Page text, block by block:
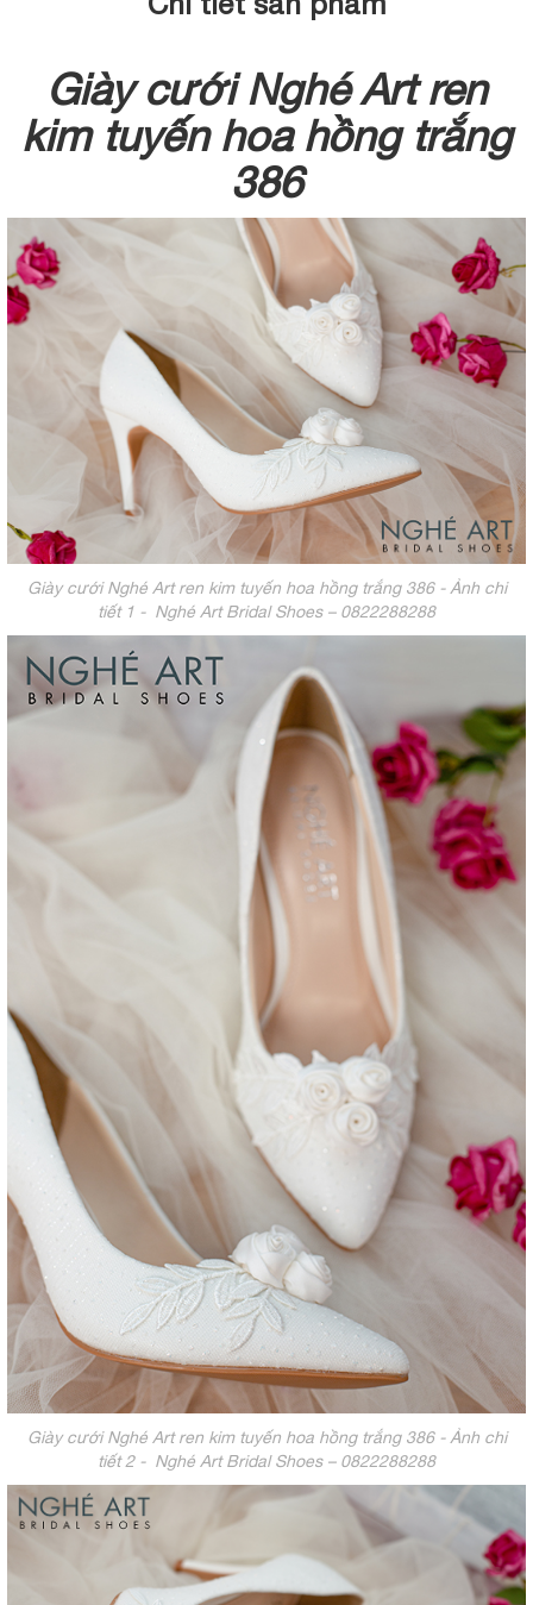
Giày cưới Nghé Art ren
kim tuyến hoa hồng trắng
386
Giày cưới Nghé Art ren kim tuyến hoa hồng trắng 386 - Ảnh chi
tiết 1 - Nghé Art Bridal Shoes – 0822288288
Giày cưới Nghé Art ren kim tuyến hoa hồng trắng 386 - Ảnh chi
tiết 2 - Nghé Art Bridal Shoes – 0822288288